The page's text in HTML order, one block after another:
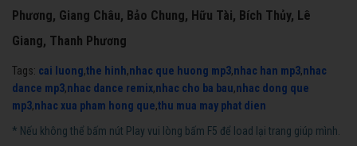
Phương, Giang Châu, Bảo Chung, Hữu Tài, Bích Thủy, Lê
Giang, Thanh Phương
Tags: cai luong,the hinh,nhac que huong mp3,nhac han mp3,nhac
dance mp3,nhac dance remix,nhac cho ba bau,nhac dong que
mp3,nhac xua pham hong que,thu mua may phat dien
* Nếu không thể bấm nút Play vui lòng bấm F5 để load lại trang giúp mình.